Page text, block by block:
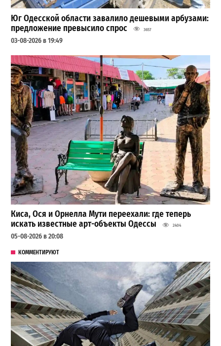
Юг Одесской области завалило дешевыми арбузами:
предложение превысило спрос
3657
03-08-2026 в 19:49
Киса, Ося и Орнелла Мути переехали: где теперь
искать известные арт-объекты Одессы
2404
05-08-2026 в 20:08
КОММЕНТИРУЮТ